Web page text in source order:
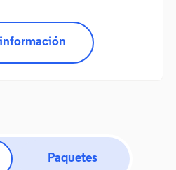
Paquetes